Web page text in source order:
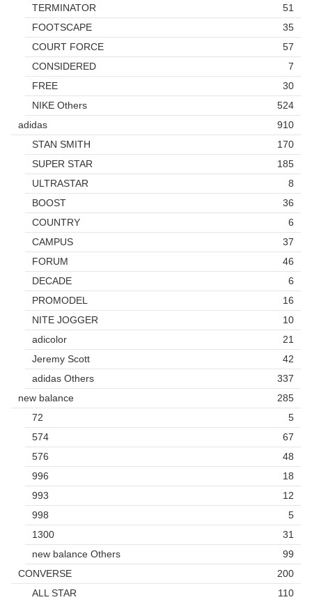
TERMINATOR
51
FOOTSCAPE
35
COURT FORCE
57
CONSIDERED
7
FREE
30
NIKE Others
524
adidas
910
STAN SMITH
170
SUPER STAR
185
ULTRASTAR
8
BOOST
36
COUNTRY
6
CAMPUS
37
FORUM
46
DECADE
6
PROMODEL
16
NITE JOGGER
10
adicolor
21
Jeremy Scott
42
adidas Others
337
new balance
285
72
5
574
67
576
48
996
18
993
12
998
5
1300
31
new balance Others
99
CONVERSE
200
ALL STAR
110